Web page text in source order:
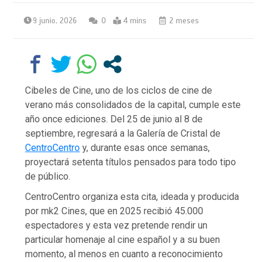
9 junio, 2026 0 4 mins 2 meses
Cibeles de Cine, uno de los ciclos de cine de
verano más consolidados de la capital, cumple este
año once ediciones. Del 25 de junio al 8 de
septiembre, regresará a la Galería de Cristal de
CentroCentro y, durante esas once semanas,
proyectará setenta títulos pensados para todo tipo
de público.
CentroCentro organiza esta cita, ideada y producida
por mk2 Cines, que en 2025 recibió 45.000
espectadores y esta vez pretende rendir un
particular homenaje al cine español y a su buen
momento, al menos en cuanto a reconocimiento